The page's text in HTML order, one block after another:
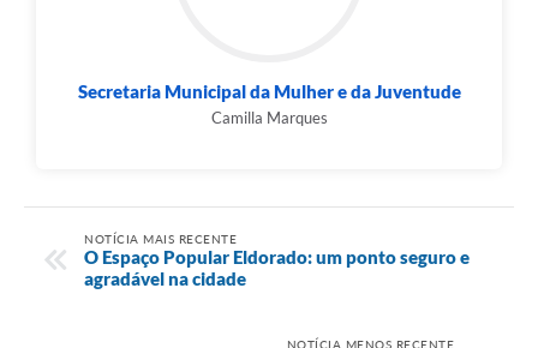
Secretaria Municipal da Mulher e da Juventude
Camilla Marques
NOTÍCIA MAIS RECENTE
O Espaço Popular Eldorado: um ponto seguro e
agradável na cidade
NOTÍCIA MENOS RECENTE